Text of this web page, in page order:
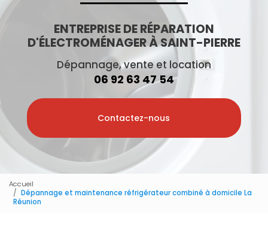
ENTREPRISE DE RÉPARATION
D'ÉLECTROMÉNAGER À SAINT-PIERRE
Dépannage, vente et location
06 92 63 47 54
Contactez-nous
Accueil
Dépannage et maintenance réfrigérateur combiné à domicile La
Réunion